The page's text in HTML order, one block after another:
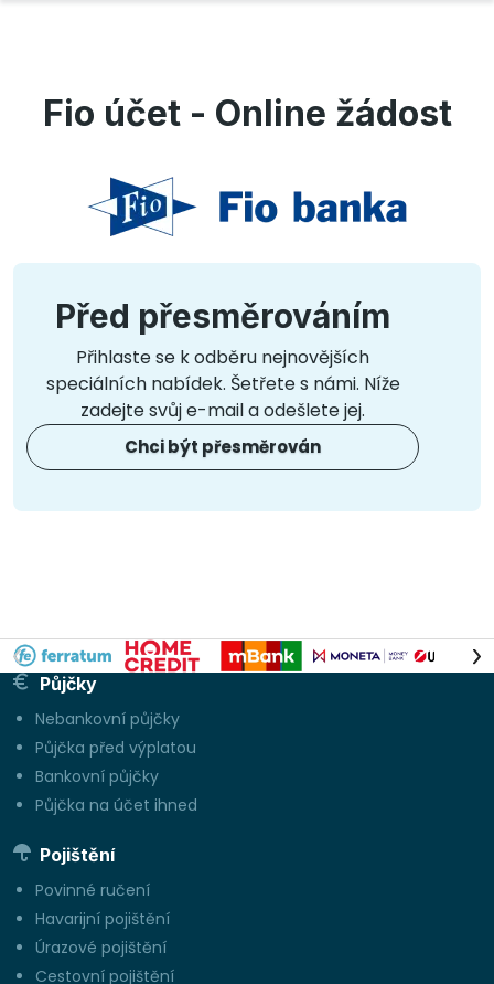
Fio účet - Online žádost
Před přesměrováním
Přihlaste se k odběru nejnovějších
speciálních nabídek. Šetřete s námi. Níže
zadejte svůj e-mail a odešlete jej.
Chci být přesměrován
Půjčky
Nebankovní půjčky
Půjčka před výplatou
Bankovní půjčky
Půjčka na účet ihned
Pojištění
Povinné ručení
Havarijní pojištění
Úrazové pojištění
Cestovní pojištění